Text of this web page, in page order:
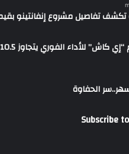
تفاصيل مشروع إنفانتينو بقيمة 20 مليار
الحفاوة
Subscribe